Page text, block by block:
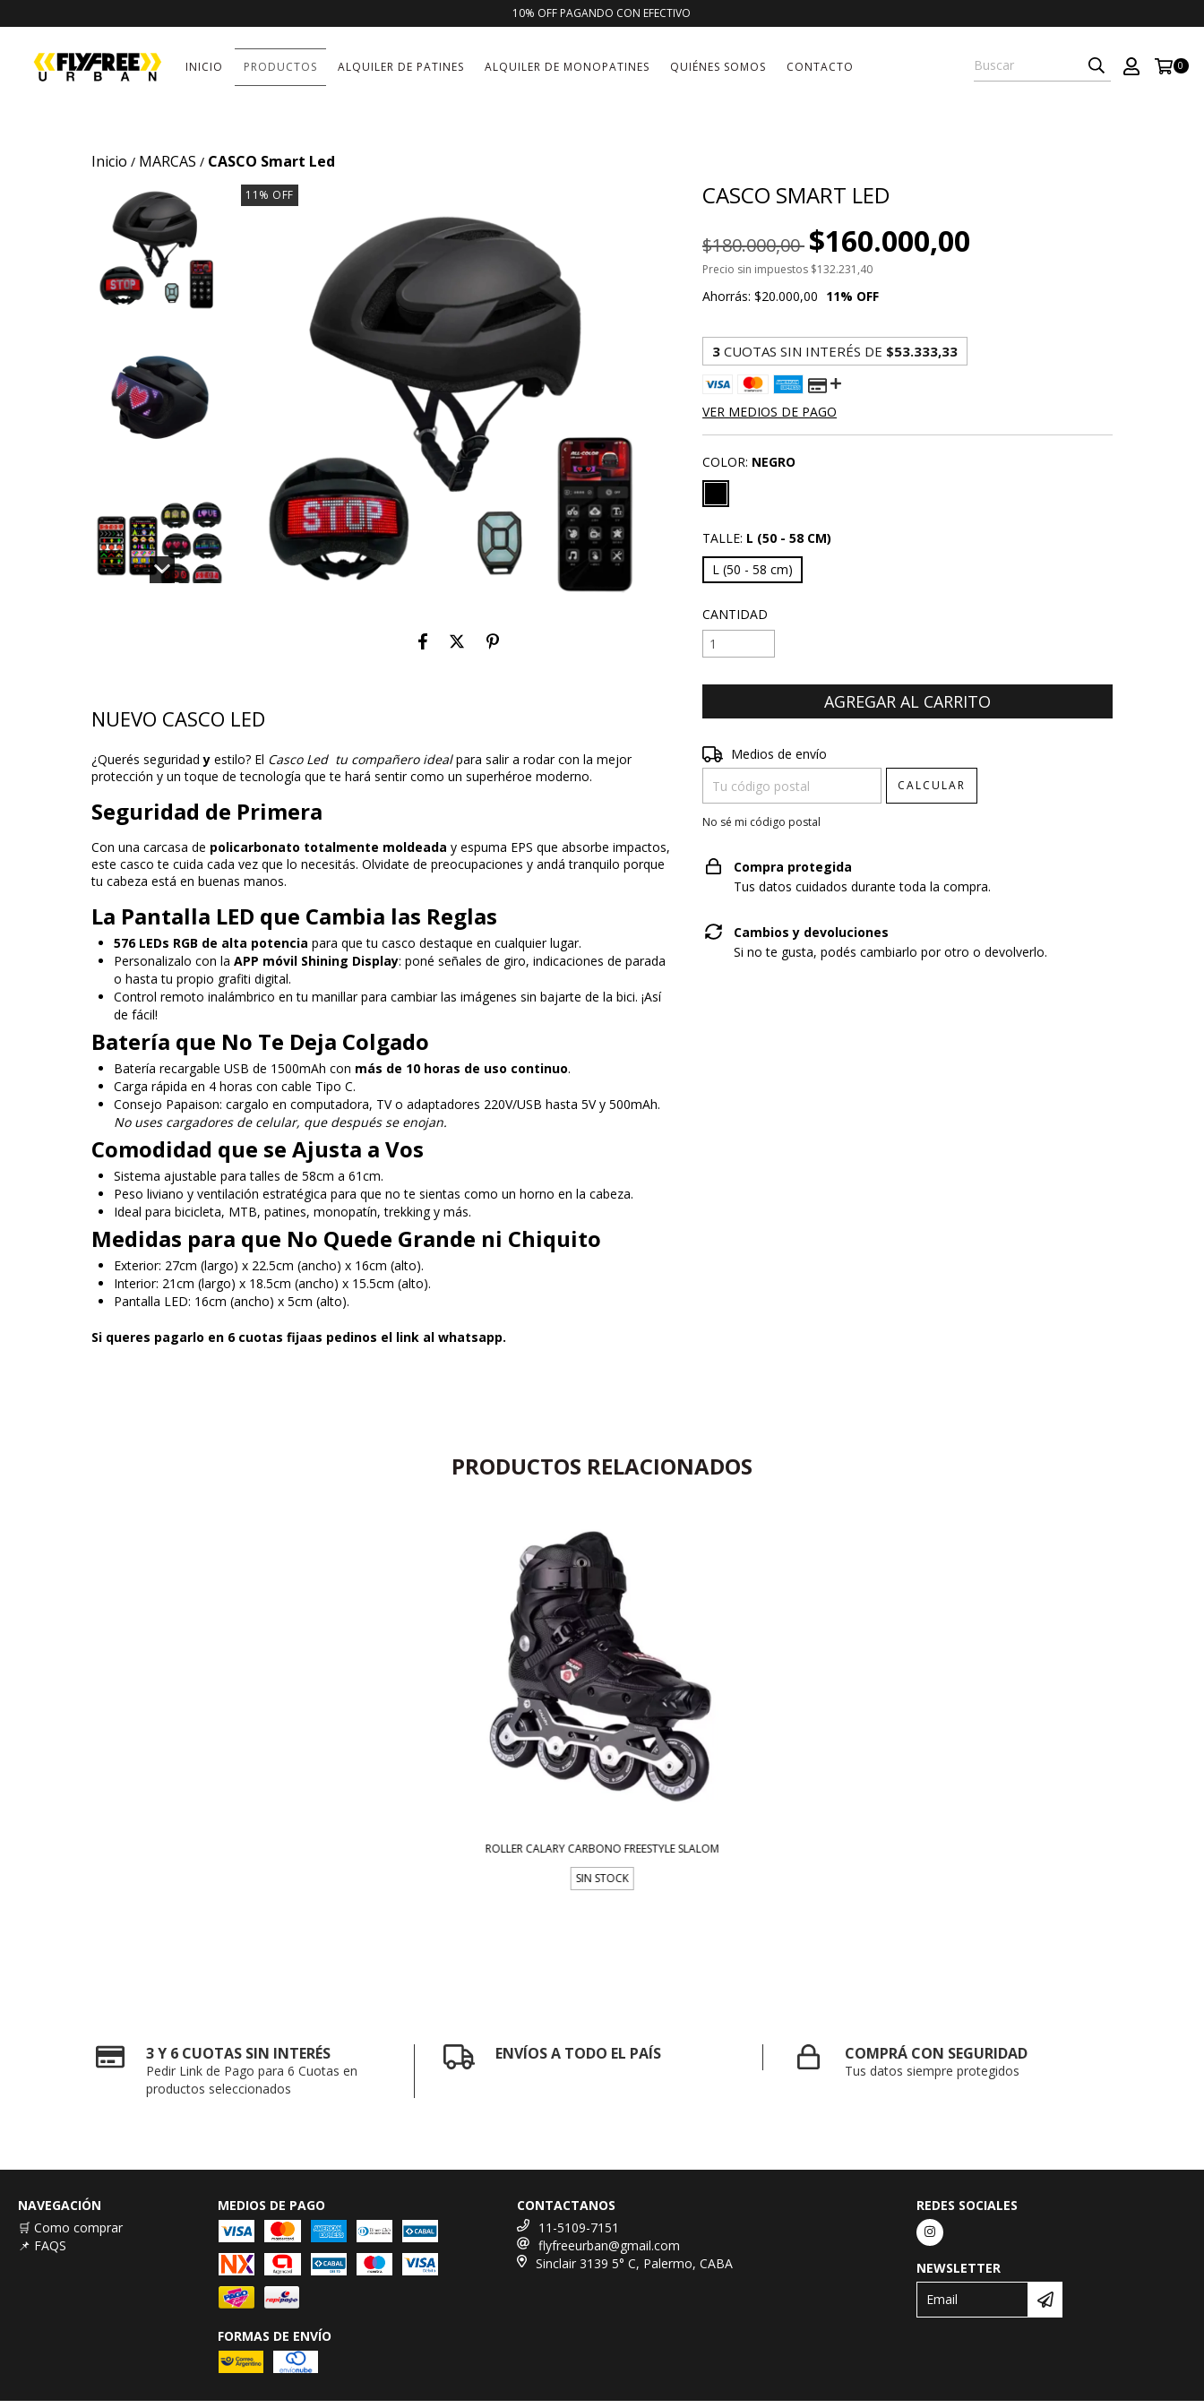
10% OFF PAGANDO CON EFECTIVO
INICIO PRODUCTOS ALQUILER DE PATINES ALQUILER DE MONOPATINES QUIÉNES SOMOS CONTACTO 0
Inicio / MARCAS / CASCO Smart Led
11 % OFF
NUEVO CASCO LED
¿Querés seguridady estilo? El Casco Led tu compañero idealpara salir a rodar con la mejor
protección y un toque de tecnología que te hará sentir como un superhéroe moderno.
Seguridad de Primera
Con una carcasa de policarbonato totalmente moldeada y espuma EPS que absorbe impactos,
este casco te cuida cada vez que lo necesitás. Olvidate de preocupaciones y andá tranquilo porque
tu cabeza está en buenas manos.
La Pantalla LED que Cambia las Reglas
576 LEDs RGB de alta potencia para que tu casco destaque en cualquier lugar.
Personalizalo con la APP móvil Shining Display: poné señales de giro, indicaciones de parada
o hasta tu propio grafiti digital.
Control remoto inalámbrico en tu manillar para cambiar las imágenes sin bajarte de la bici. ¡Así
de fácil!
Batería que No Te Deja Colgado
Batería recargable USB de 1500mAh con más de 10 horas de uso continuo.
Carga rápida en 4 horas con cable Tipo C.
Consejo Papaison: cargalo en computadora, TV o adaptadores 220V/USB hasta 5V y 500mAh.
No uses cargadores de celular, que después se enojan.
Comodidad que se Ajusta a Vos
Sistema ajustable para talles de 58cm a 61cm.
Peso liviano y ventilación estratégica para que no te sientas como un horno en la cabeza.
Ideal para bicicleta, MTB, patines, monopatín, trekking y más.
Medidas para que No Quede Grande ni Chiquito
Exterior: 27cm (largo) x 22.5cm (ancho) x 16cm (alto).
Interior: 21cm (largo) x 18.5cm (ancho) x 15.5cm (alto).
Pantalla LED: 16cm (ancho) x 5cm (alto).
Si queres pagarlo en 6 cuotas fijaas pedinos el link al whatsapp.
CASCO SMART LED
$180.000,00 $160.000,00
Precio sin impuestos $132.231,40
Ahorrás: $20.000,00 11% OFF
3 CUOTAS SIN INTERÉS DE $53.333,33
VER MEDIOS DE PAGO
COLOR: NEGRO
TALLE: L (50 - 58 CM)
L (50 - 58 cm)
CANTIDAD
Entregas para el CP:
Medios de envío
CALCULAR
No sé mi código postal
Compra protegida
Tus datos cuidados durante toda la compra.
Cambios y devoluciones
Si no te gusta, podés cambiarlo por otro o devolverlo.
PRODUCTOS RELACIONADOS
ROLLER CALARY CARBONO FREESTYLE SLALOM
SIN STOCK
3 Y 6 CUOTAS SIN INTERÉS
Pedir Link de Pago para 6 Cuotas en
productos seleccionados
ENVÍOS A TODO EL PAÍS COMPRÁ CON SEGURIDAD
Tus datos siempre protegidos
NAVEGACIÓN
🛒 Como comprar
📌 FAQS
MEDIOS DE PAGO
FORMAS DE ENVÍO
CONTACTANOS
11-5109-7151
flyfreeurban@gmail.com
Sinclair 3139 5° C, Palermo, CABA
REDES SOCIALES
NEWSLETTER